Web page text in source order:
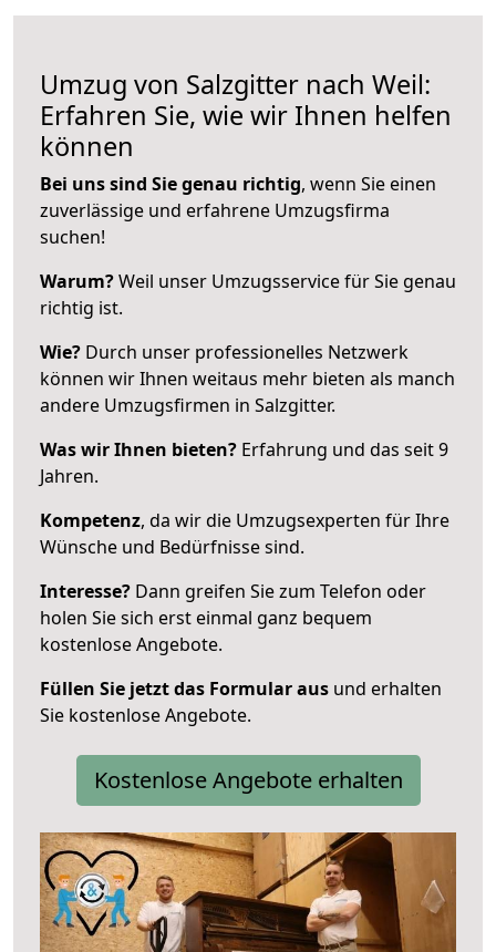
Umzug von Salzgitter nach Weil:
Erfahren Sie, wie wir Ihnen helfen
können
Bei uns sind Sie genau richtig, wenn Sie einen
zuverlässige und erfahrene Umzugsfirma
suchen!
Warum?Weil unser Umzugsservice für Sie genau
richtig ist.
Wie? Durch unser professionelles Netzwerk
können wir Ihnen weitaus mehr bieten als manch
andere Umzugsfirmen in Salzgitter.
Was wir Ihnen bieten? Erfahrung und das seit 9
Jahren.
Kompetenz, da wir die Umzugsexperten für Ihre
Wünsche und Bedürfnisse sind.
Interesse? Dann greifen Sie zum Telefon oder
holen Sie sich erst einmal ganz bequem
kostenlose Angebote.
Füllen Sie jetzt das Formular aus und erhalten
Sie kostenlose Angebote.
Kostenlose Angebote erhalten